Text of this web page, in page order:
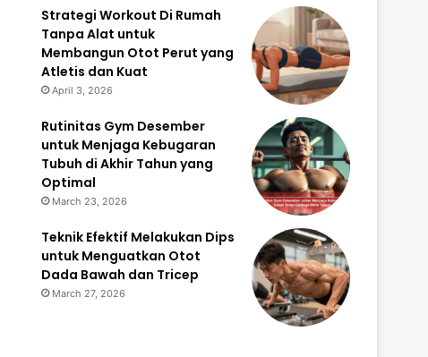
Strategi Workout Di Rumah
Tanpa Alat untuk
Membangun Otot Perut yang
Atletis dan Kuat
April 3, 2026
Rutinitas Gym Desember
untuk Menjaga Kebugaran
Tubuh di Akhir Tahun yang
Optimal
March 23, 2026
Teknik Efektif Melakukan Dips
untuk Menguatkan Otot
Dada Bawah dan Tricep
March 27, 2026